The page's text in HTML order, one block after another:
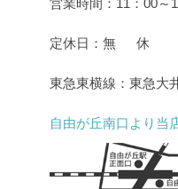
定休日：無 休
東急東横線：東急大
自由が丘南口より当